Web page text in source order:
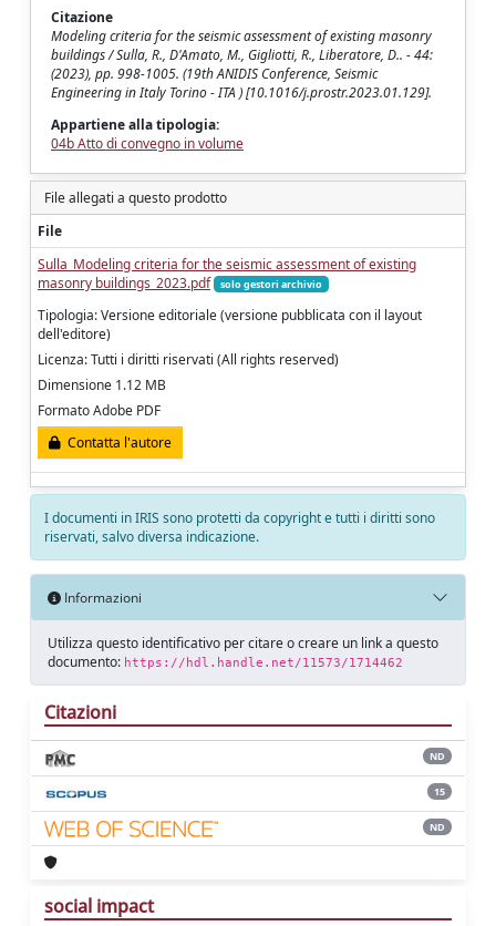
Citazione
Modeling criteria for the seismic assessment of existing masonry
buildings / Sulla, R., D'Amato, M., Gigliotti, R., Liberatore, D.. - 44:
(2023), pp. 998-1005. (19th ANIDIS Conference, Seismic
Engineering in Italy Torino - ITA ) [10.1016/j.prostr.2023.01.129].
Appartiene alla tipologia:
04b Atto di convegno in volume
File allegati a questo prodotto
File
Sulla_Modeling criteria for the seismic assessment of existing
masonry buildings_2023.pdf
solo gestori archivio
Tipologia: Versione editoriale (versione pubblicata con il layout
dell'editore)
Licenza: Tutti i diritti riservati (All rights reserved)
Dimensione 1.12 MB
Formato Adobe PDF
Contatta l'autore
I documenti in IRIS sono protetti da copyright e tutti i diritti sono
riservati, salvo diversa indicazione.
Informazioni
Utilizza questo identificativo per citare o creare un link a questo
documento: https://hdl.handle.net/11573/1714462
Citazioni
ND
15
ND
social impact